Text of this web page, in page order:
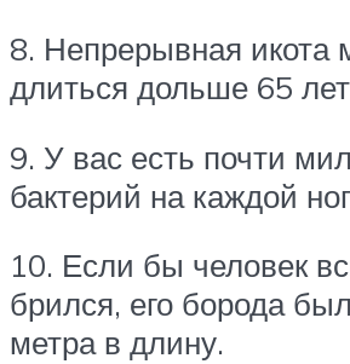
8. Непрерывная икота
длиться дольше 65
9. У вас есть почти
бактерий на каждой
10. Если бы человек
брился, его борода
метра в длину.